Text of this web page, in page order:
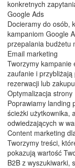
konkretnych
Google Ads
Docieramy do osób,
kampaniom Google
przepalania budżetu
Email marketing
Tworzymy kampanie
zaufanie i
rezerwacji lub
Optymalizacja strony
Poprawiamy landing
ścieżki użytkownika,
odwiedzających w
Content marketing
Tworzymy treści,
pokazują wartość
B2B z wyszukiwarki,